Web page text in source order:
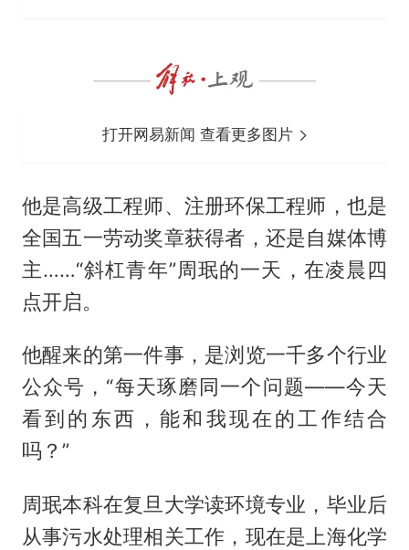
打开网易新闻 查看更多图片
他是高级工程师、注册环保工程师，也是
全国五一劳动奖章获得者，还是自媒体博
主……“斜杠青年”周珉的一天，在凌晨四
点开启。
他醒来的第一件事，是浏览一千多个行业
公众号，“每天琢磨同一个问题——今天
看到的东西，能和我现在的工作结合
吗？”
周珉本科在复旦大学读环境专业，毕业后
从事污水处理相关工作，现在是上海化学